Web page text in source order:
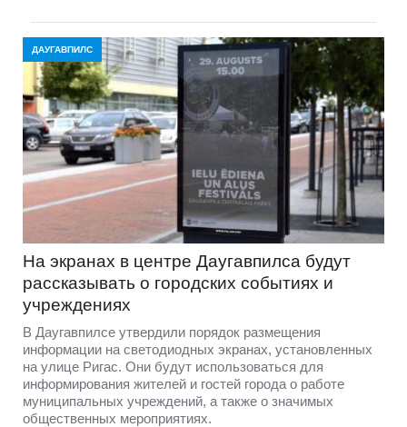
ДАУГАВПИЛС
На экранах в центре Даугавпилса будут
рассказывать о городских событиях и
учреждениях
В Даугавпилсе утвердили порядок размещения
информации на светодиодных экранах, установленных
на улице Ригас. Они будут использоваться для
информирования жителей и гостей города о работе
муниципальных учреждений, а также о значимых
общественных мероприятиях.